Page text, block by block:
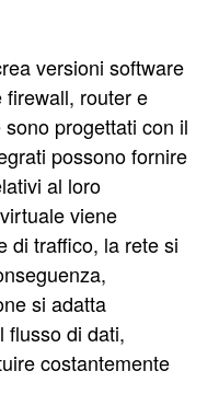
versioni software
router e
progettati con il
possono fornire
al loro
viene
di traffico, la rete si
si adatta
flusso di dati,
costantemente